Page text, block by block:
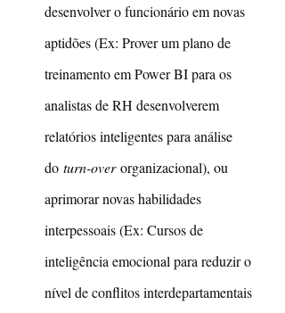
desenvolver o funcionário em novas
aptidões (Ex: Prover um plano de
treinamento em Power BI para os
analistas de RH desenvolverem
relatórios inteligentes para análise
do turn-over organizacional), ou
aprimorar novas habilidades
interpessoais (Ex: Cursos de
inteligência emocional para reduzir o
nível de conflitos interdepartamentais